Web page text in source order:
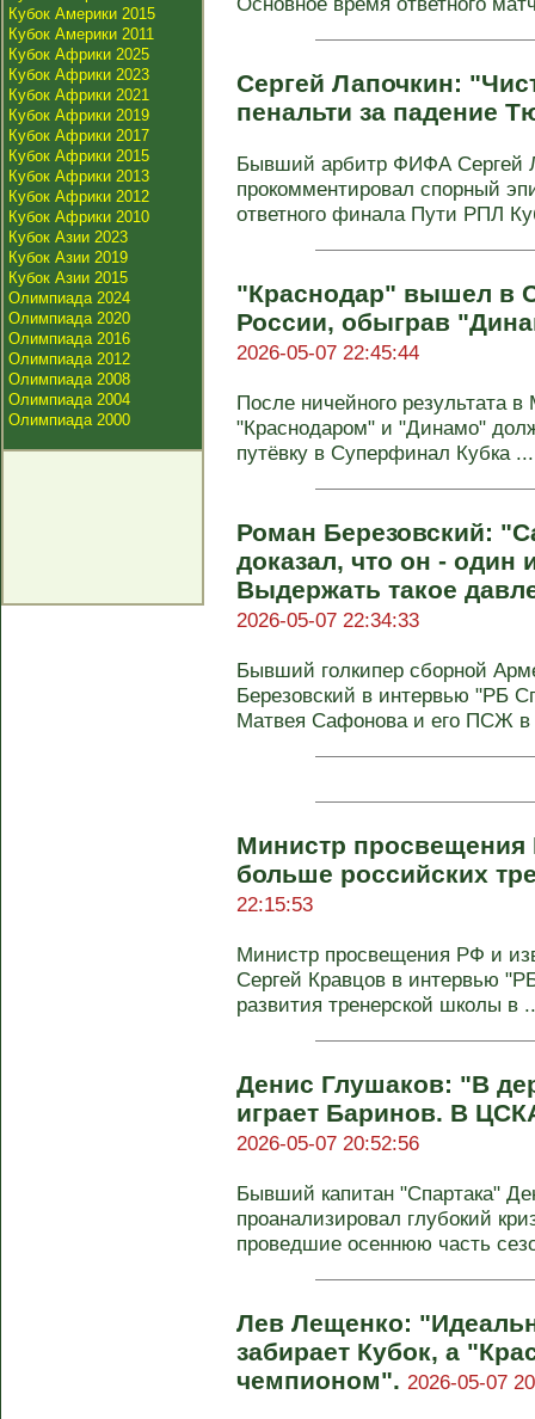
Кубок Америки 2015
Кубок Америки 2011
Кубок Африки 2025
Кубок Африки 2023
Кубок Африки 2021
Кубок Африки 2019
Кубок Африки 2017
Кубок Африки 2015
Кубок Африки 2013
Кубок Африки 2012
Кубок Африки 2010
Кубок Азии 2023
Кубок Азии 2019
Кубок Азии 2015
Олимпиада 2024
Олимпиада 2020
Олимпиада 2016
Олимпиада 2012
Олимпиада 2008
Олимпиада 2004
Олимпиада 2000
Сергей Лапочкин:
пенальти за падение
Бывший арбитр ФИФА Сергей
прокомментировал спорный
ответного финала Пути РПЛ
"Краснодар" вышел в
России, обыграв
2026-05-07 22:45:44
После ничейного результата
"Краснодаром" и "Динамо"
путёвку в Суперфинал Кубка ...
Роман Березовский:
доказал, что он - один
Выдержать такое
2026-05-07 22:34:33
Бывший голкипер сборной
Березовский в интервью "РБ
Матвея Сафонова и его ПСЖ
Министр просвещения
больше российских
22:15:53
Министр просвещения РФ и
Сергей Кравцов в интервью
развития тренерской школы в
Денис Глушаков: "В
играет Баринов. В
2026-05-07 20:52:56
Бывший капитан "Спартака"
проанализировал глубокий
проведшие осеннюю часть
Лев Лещенко:
забирает Кубок, а
чемпионом". 2026-05-07